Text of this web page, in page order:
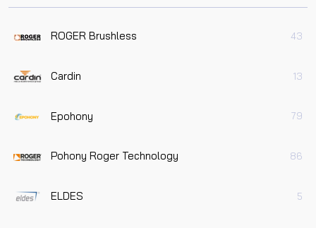
ROGER Brushless 43
Cardin 13
Epohony 79
Pohony Roger Technology 86
ELDES 5